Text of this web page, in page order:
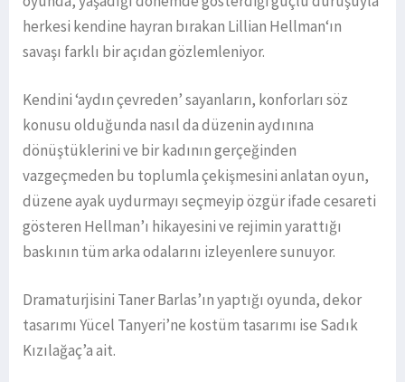
herkesi kendine hayran bırakan Lillian Hellman‘ın
savaşı farklı bir açıdan gözlemleniyor.
Kendini ‘aydın çevreden’ sayanların, konforları söz
konusu olduğunda nasıl da düzenin aydınına
dönüştüklerini ve bir kadının gerçeğinden
vazgeçmeden bu toplumla çekişmesini anlatan oyun,
düzene ayak uydurmayı seçmeyip özgür ifade cesareti
gösteren Hellman’ı hikayesini ve rejimin yarattığı
baskının tüm arka odalarını izleyenlere sunuyor.
Dramaturjisini Taner Barlas’ın yaptığı oyunda, dekor
tasarımı Yücel Tanyeri’ne kostüm tasarımı ise Sadık
Kızılağaç’a ait.